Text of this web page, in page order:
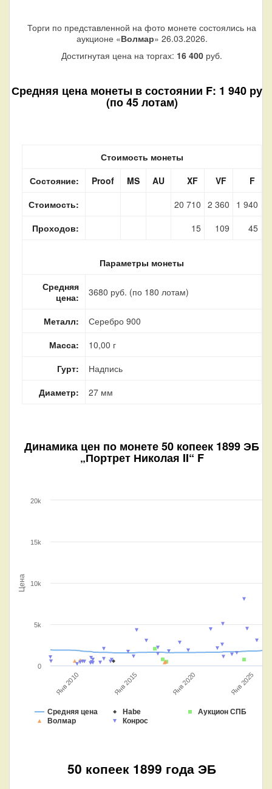
Торги по представленной на фото монете состоялись на
аукционе «Волмар» 26.03.2026.
Достигнутая цена на торгах: 16 400 руб.
Средняя цена монеты в состоянии F: 1 940 руб.
(по 45 лотам)
Стоимость монеты
Состояние:
Proof MS AU XF VF
F
Стоимость:
20 710 2 360
1 940
Проходов:
15 109 45
Параметры монеты
Средняя
цена:
3680 руб. (по 180 лотам)
Металл:
Серебро 900
Масса:
10,00 г
Гурт:
Надпись
Диаметр:
27 мм
Динамика цен по монете50 копеек 1899 ЭБ
„Портрет Николая II“ F
Цена
Средняя цена Habe
Аукцион СПБ
Волмар
Конрос
Янв 2010 Янв 2015 Янв 2020 Янв 2025
0
5k
10k
15k
20k
50 копеек 1899 года ЭБ